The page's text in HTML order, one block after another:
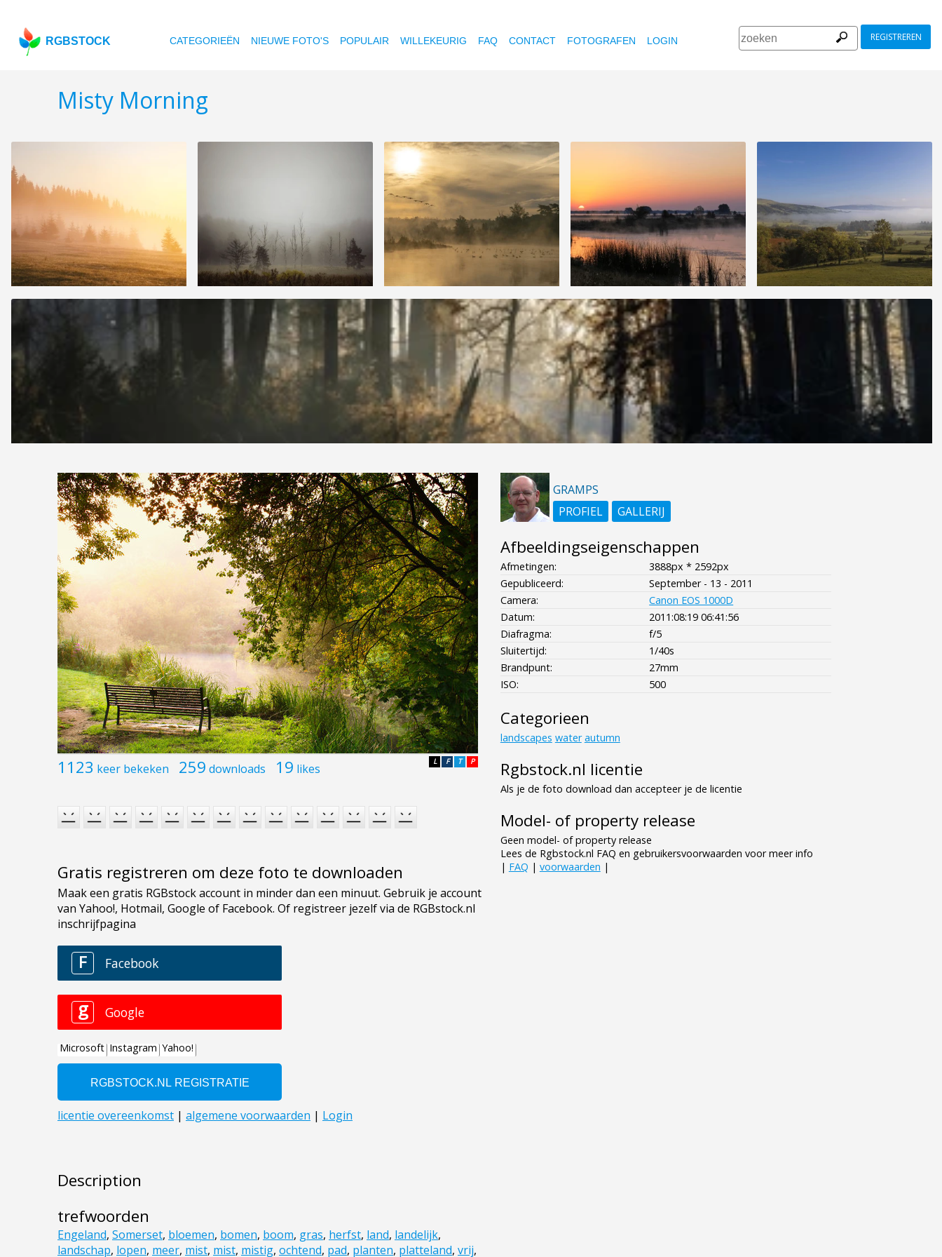
RGBSTOCK CATEGORIEËN NIEUWE FOTO'S POPULAIR WILLEKEURIG FAQ CONTACT FOTOGRAFEN LOGIN REGISTREREN
Misty Morning
1123 keer bekeken 259 downloads 19 likes P
T
F
L
Gratis registreren om deze foto te downloaden
Description
trefwoorden
Engeland, Somerset, bloemen, bomen, boom, gras, herfst, land, landelijk,
landschap, lopen, meer, mist, mist, mistig, ochtend, pad, planten, platteland, vrij,
GRAMPS
PROFIEL
GALLERIJ
Afbeeldingseigenschappen
Afmetingen:
3888px * 2592px
Gepubliceerd:
September - 13 - 2011
Camera:
Canon EOS 1000D
Datum:
2011:08:19 06:41:56
Diafragma:
f/5
Sluitertijd:
1/40s
Brandpunt:
27mm
ISO:
500
Categorieen
landscapes water autumn
Rgbstock.nl licentie
Als je de foto download dan accepteer je de licentie
Model- of property release
Geen model- of property release
Lees de Rgbstock.nl FAQ en gebruikersvoorwaarden voor meer info
| FAQ | voorwaarden |